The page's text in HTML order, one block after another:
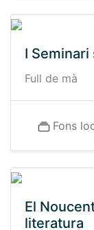
I
Full de mà
Fons
El
literatura